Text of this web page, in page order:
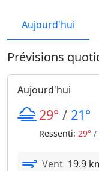
Aujourd'hui
Prévisions
Aujourd'hui
29° / 21°
Ressenti: 29° /
Vent 19.9